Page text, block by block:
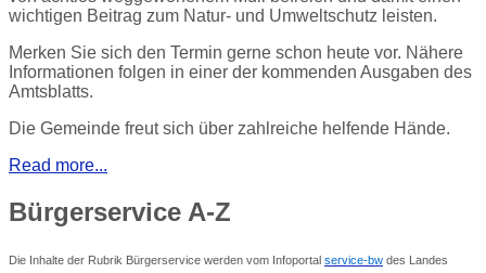
wichtigen Beitrag zum Natur- und Umweltschutz leisten.
Merken Sie sich den Termin gerne schon heute vor. Nähere
Informationen folgen in einer der kommenden Ausgaben des
Amtsblatts.
Die Gemeinde freut sich über zahlreiche helfende Hände.
Read more...
Bürgerservice A-Z
Die Inhalte der Rubrik Bürgerservice werden vom Infoportal service-bw des Landes